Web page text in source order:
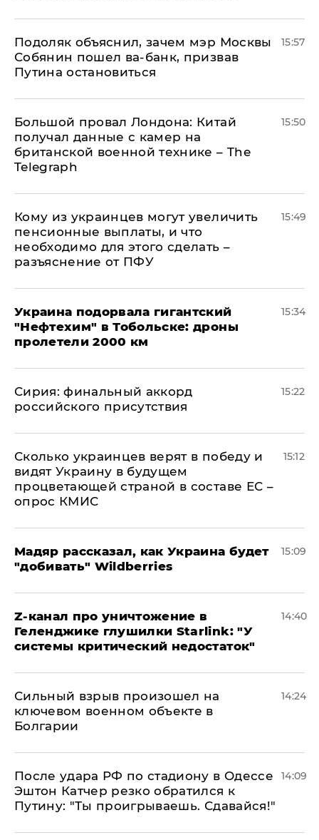
Подоляк объяснил, зачем мэр Москвы
Собянин пошел ва-банк, призвав
Путина остановиться
15:57
Большой провал Лондона: Китай
получал данные с камер на
британской военной технике – The
Telegraph
15:50
Кому из украинцев могут увеличить
пенсионные выплаты, и что
необходимо для этого сделать –
разъяснение от ПФУ
15:49
Украина подорвала гигантский
"Нефтехим" в Тобольске: дроны
пролетели 2000 км
15:34
​Сирия: финальный аккорд
российского присутствия
15:22
Сколько украинцев верят в победу и
видят Украину в будущем
процветающей страной в составе ЕС –
опрос КМИС
15:12
Мадяр рассказал, как Украина будет
"добивать" Wildberries
15:09
Z-канал про уничтожение в
Геленджике глушилки Starlink: "У
системы критический недостаток"
14:40
Сильный взрыв произошел на
ключевом военном объекте в
Болгарии
14:24
После удара РФ по стадиону в Одессе
Эштон Катчер резко обратился к
Путину: "Ты проигрываешь. Сдавайся!"
14:09